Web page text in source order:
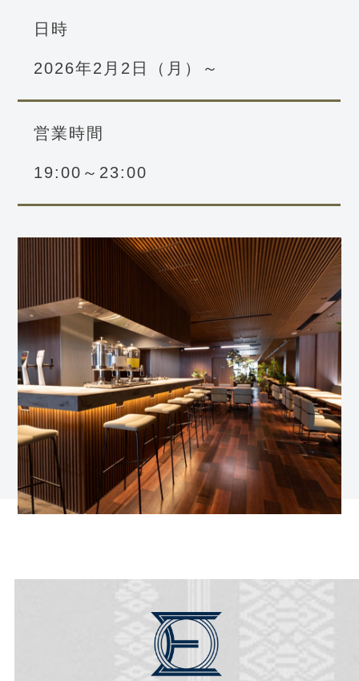
日時
2026年2月2日（月）～
営業時間
19:00～23:00